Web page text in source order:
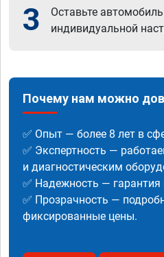
3
Оставьте
индивидуальной
Почему нам можно
✅ Опыт — более 8 лет в
✅ Экспертность —
и диагностическим
✅ Надежность — гарантия
✅ Прозрачность —
фиксированные цены.